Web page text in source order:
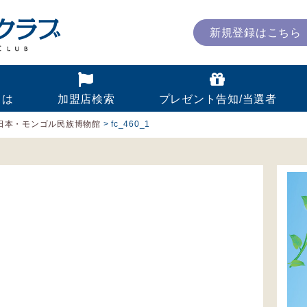
新規登録はこちら
加盟店検索 プレゼント告知/当選者
本・モンゴル民族博物館 > fc_460_1